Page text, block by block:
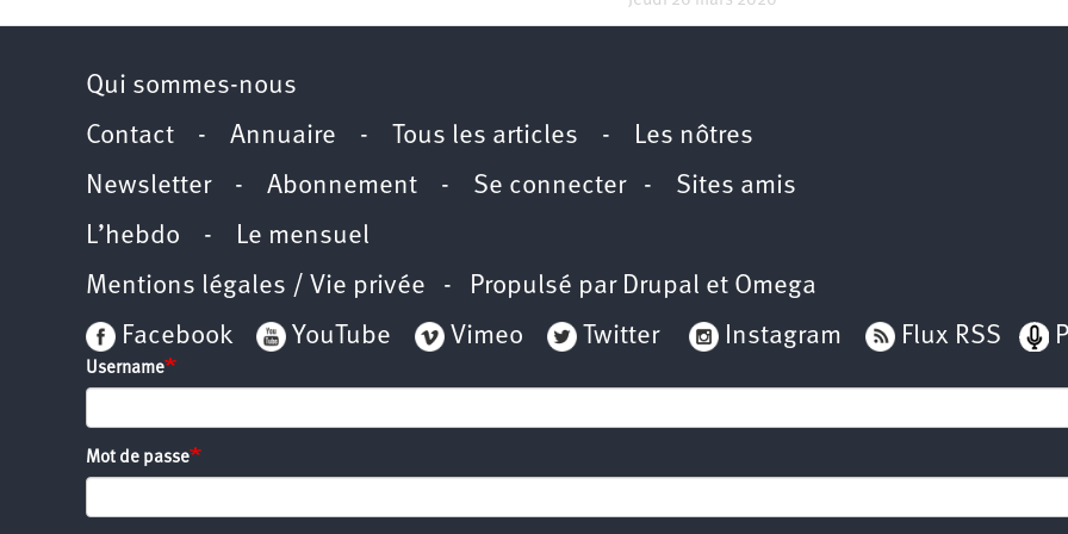
Qui sommes-nous
Contact - Annuaire - Tous les articles - Les nôtres
Newsletter- Abonnement - Se connecter- Sites amis
L’hebdo - Le mensuel
Mentions légales / Vie privée - Propulsé par Drupal et Omega
Facebook
YouTube Vimeo Twitter Instagram Flux RSS
Username
Mot de passe